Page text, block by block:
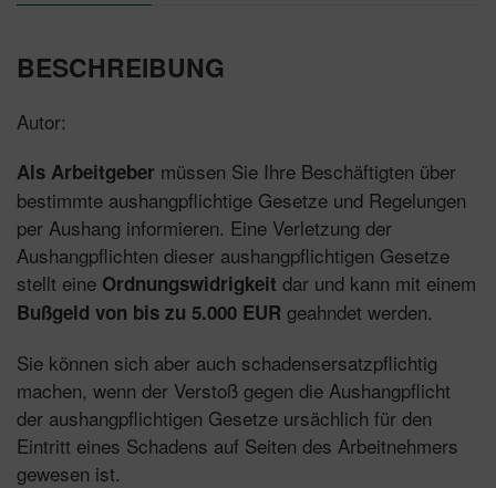
BESCHREIBUNG
Autor:
Als Arbeitgeber müssen Sie Ihre Beschäftigten über
bestimmte aushangpflichtige Gesetze und Regelungen
per Aushang informieren. Eine Verletzung der
Aushangpflichten dieser aushangpflichtigen Gesetze
stellt eine Ordnungswidrigkeit dar und kann mit einem
Bußgeld von bis zu 5.000 EUR geahndet werden.
Sie können sich aber auch schadensersatzpflichtig
machen, wenn der Verstoß gegen die Aushangpflicht
der aushangpflichtigen Gesetze ursächlich für den
Eintritt eines Schadens auf Seiten des Arbeitnehmers
gewesen ist.